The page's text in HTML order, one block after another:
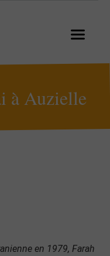
à Auzielle
en 1979, Farah